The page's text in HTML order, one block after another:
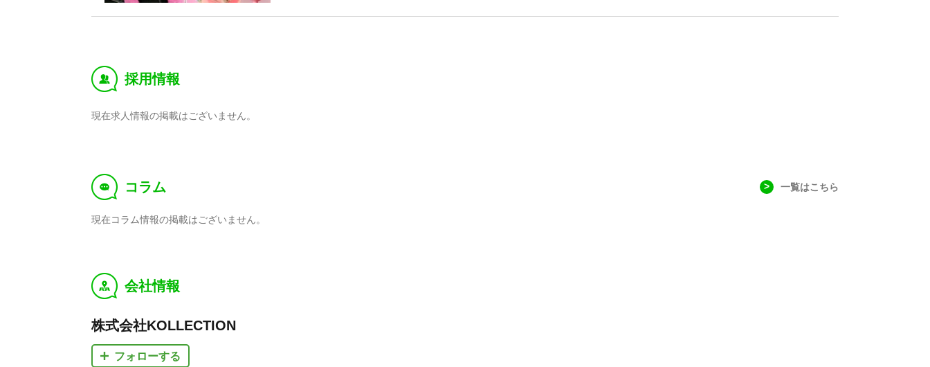
‰ 採用情報
現在求人情報の掲載はございません。
f コラム 一覧はこちら
現在コラム情報の掲載はございません。
y 会社情報
株式会社KOLLECTION
フォローする